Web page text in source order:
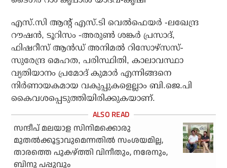
എസ്.സി ആന്റ് എസ്.ടി വെല്‍ഫെയര്‍ -ലഖേന്ദ്ര
റൗഷന്‍, ടൂറിസം -അരുണ്‍ ശങ്കര്‍ പ്രസാദ്,
ഫിഷറീസ് ആന്‍ഡ് അനിമല്‍ റിസോഴ്സസ്-
സുരേന്ദ്ര മെഹത, പരിസ്ഥിതി, കാലാവസ്ഥാ
വ്യതിയാനം പ്രമോദ് കുമാര്‍ എന്നിങ്ങനെ
നിര്‍ണായകമായ വകുപ്പുകളെല്ലാം ബി.ജെ.പി
കൈവശപ്പെടുത്തിയിരിക്കുകയാണ്.
സന്ദീപ് മലയാള സിനിമക്കൊരു
മുതല്‍ക്കൂട്ടാവുമെന്നതില്‍ സംശയമില്ല,
താരത്തെ പുകഴ്ത്തി വിനീതും, നരേനും,
ബിനു പപ്പുവും